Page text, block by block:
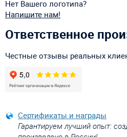
Нет Вашего логотипа?
Напишите нам!
Ответственное
Честные отзывы реальных
Сертификаты и награды
Гарантируем лучший опыт: